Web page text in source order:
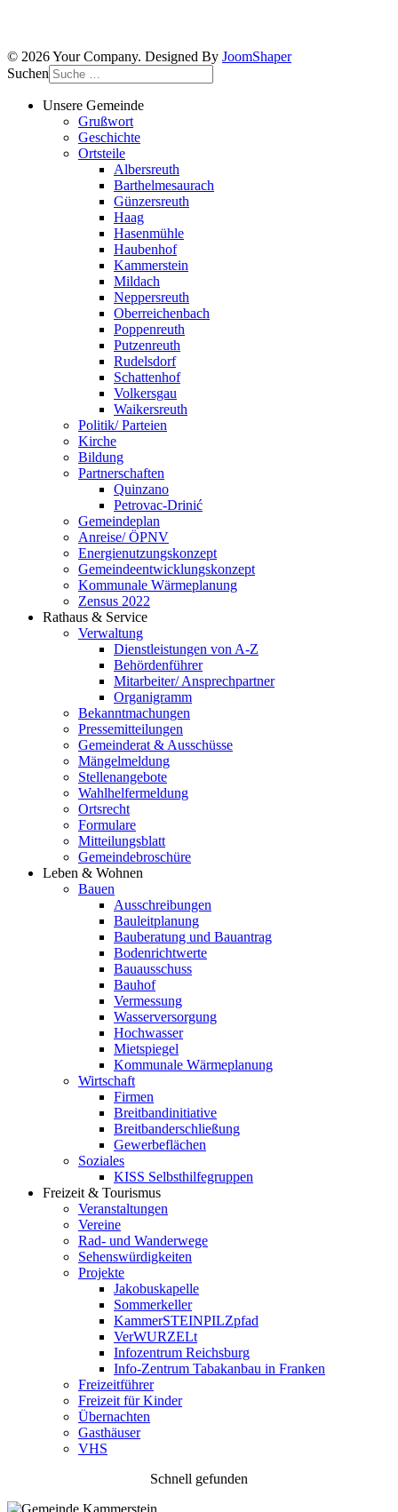
© 2026 Your Company. Designed By JoomShaper
Suchen
Unsere Gemeinde
Grußwort
Geschichte
Ortsteile
Albersreuth
Barthelmesaurach
Günzersreuth
Haag
Hasenmühle
Haubenhof
Kammerstein
Mildach
Neppersreuth
Oberreichenbach
Poppenreuth
Putzenreuth
Rudelsdorf
Schattenhof
Volkersgau
Waikersreuth
Politik/ Parteien
Kirche
Bildung
Partnerschaften
Quinzano
Petrovac-Drinić
Gemeindeplan
Anreise/ ÖPNV
Energienutzungskonzept
Gemeindeentwicklungs­konzept
Kommunale Wärmeplanung
Zensus 2022
Rathaus & Service
Verwaltung
Dienstleistungen von A-Z
Behördenführer
Mitarbeiter/ Ansprechpartner
Organigramm
Bekanntmachungen
Pressemitteilungen
Gemeinderat & Ausschüsse
Mängelmeldung
Stellenangebote
Wahlhelfermeldung
Ortsrecht
Formulare
Mitteilungsblatt
Gemeindebroschüre
Leben & Wohnen
Bauen
Ausschreibungen
Bauleitplanung
Bauberatung und Bauantrag
Bodenrichtwerte
Bauausschuss
Bauhof
Vermessung
Wasserversorgung
Hochwasser
Mietspiegel
Kommunale Wärmeplanung
Wirtschaft
Firmen
Breitbandinitiative
Breitbanderschließung
Gewerbeflächen
Soziales
KISS Selbsthilfegruppen
Freizeit & Tourismus
Veranstaltungen
Vereine
Rad- und Wanderwege
Sehenswürdigkeiten
Projekte
Jakobuskapelle
Sommerkeller
KammerSTEINPILZpfad
VerWURZELt
Infozentrum Reichsburg
Info-Zentrum Tabakanbau in Franken
Freizeitführer
Freizeit für Kinder
Übernachten
Gasthäuser
VHS
Schnell gefunden